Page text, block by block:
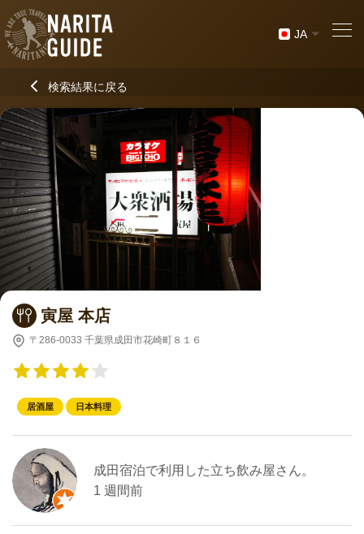
JA
検索結果に戻る
寅屋 本店
〒286-0033 千葉県成田市花崎町８１６
居酒屋 日本料理
成田宿泊で利用した立ち飲み屋さん。
1 週間前